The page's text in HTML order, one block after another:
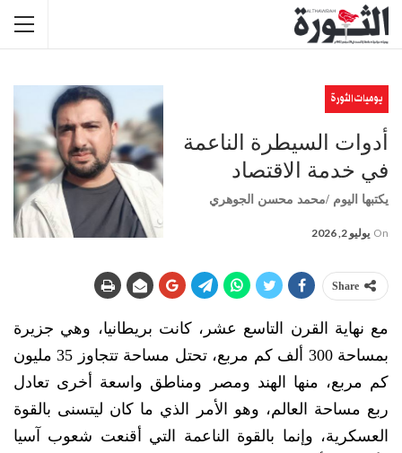
يوميات الثورة
أدوات السيطرة الناعمة
في خدمة الاقتصاد
يكتبها اليوم /محمد محسن الجوهري
On يوليو 2, 2026
Share
مع نهاية القرن التاسع عشر، كانت بريطانيا، وهي جزيرة
بمساحة 300 ألف كم مربع، تحتل مساحة تتجاوز 35 مليون
كم مربع، منها الهند ومصر ومناطق واسعة أخرى تعادل
ربع مساحة العالم، وهو الأمر الذي ما كان ليتسنى بالقوة
العسكرية، وإنما بالقوة الناعمة التي أقنعت شعوب آسيا